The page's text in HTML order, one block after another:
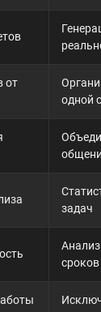
от
одной
задач
сроков